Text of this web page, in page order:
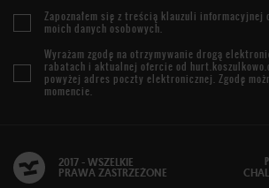
Zapoznałem się z treścią klauzuli informacyjnej
moich danych osobowych.
Wyrażam zgodę na otrzymywanie drogą
rabatach i aktualnej ofercie od
powyżej adres poczty elektronicznej. Zgodę
momencie.
2017 - WSZELKIE
PRAWA ZASTRZEŻONE